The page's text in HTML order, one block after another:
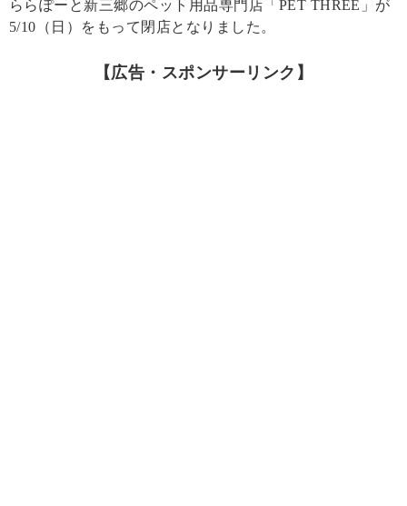
ららぽーと新三郷のペット用品専門店「PET THREE」が
5/10（日）をもって閉店となりました。
【広告・スポンサーリンク】